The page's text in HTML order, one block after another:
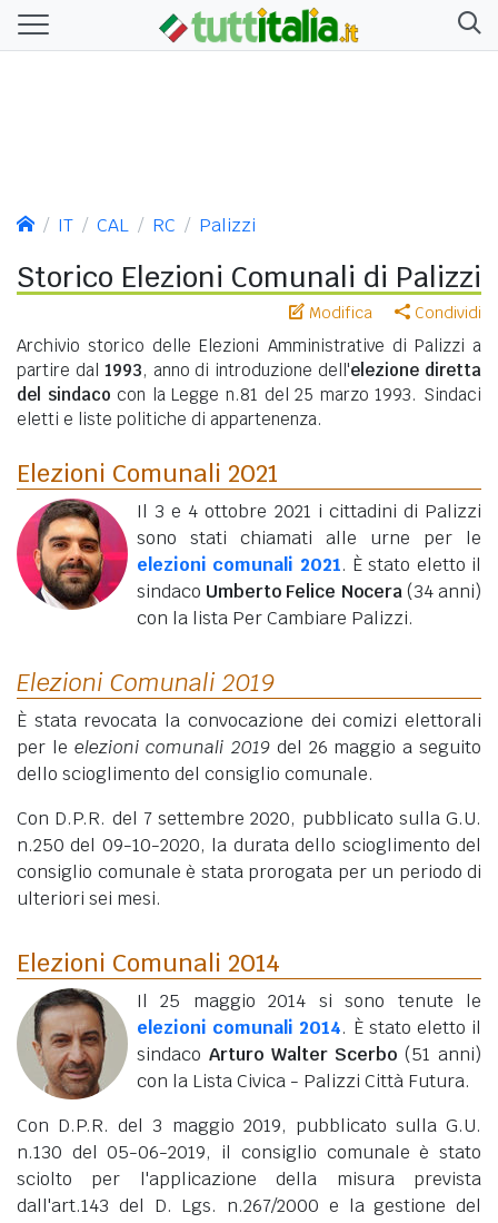
IT CAL RC Palizzi
Storico Elezioni Comunali di Palizzi
Modifica Condividi
Archivio storico delle Elezioni Amministrative di Palizzi a
partire dal 1993, anno di introduzione dell'elezione diretta
del sindaco con la Legge n.81 del 25 marzo 1993. Sindaci
eletti e liste politiche di appartenenza.
Elezioni Comunali 2021
Il 3 e 4 ottobre 2021 i cittadini di Palizzi
sono stati chiamati alle urne per le
elezioni comunali 2021. È stato eletto il
sindaco Umberto Felice Nocera (34 anni)
con la lista Per Cambiare Palizzi.
Elezioni Comunali 2019
È stata revocata la convocazione dei comizi elettorali
per le elezioni comunali 2019 del 26 maggio a seguito
dello scioglimento del consiglio comunale.
Con D.P.R. del 7 settembre 2020, pubblicato sulla G.U.
n.250 del 09-10-2020, la durata dello scioglimento del
consiglio comunale è stata prorogata per un periodo di
ulteriori sei mesi.
Elezioni Comunali 2014
Il 25 maggio 2014 si sono tenute le
elezioni comunali 2014. È stato eletto il
sindaco Arturo Walter Scerbo (51 anni)
con la Lista Civica - Palizzi Città Futura.
Con D.P.R. del 3 maggio 2019, pubblicato sulla G.U.
n.130 del 05-06-2019, il consiglio comunale è stato
sciolto per l'applicazione della misura prevista
dall'art.143 del D. Lgs. n.267/2000 e la gestione del